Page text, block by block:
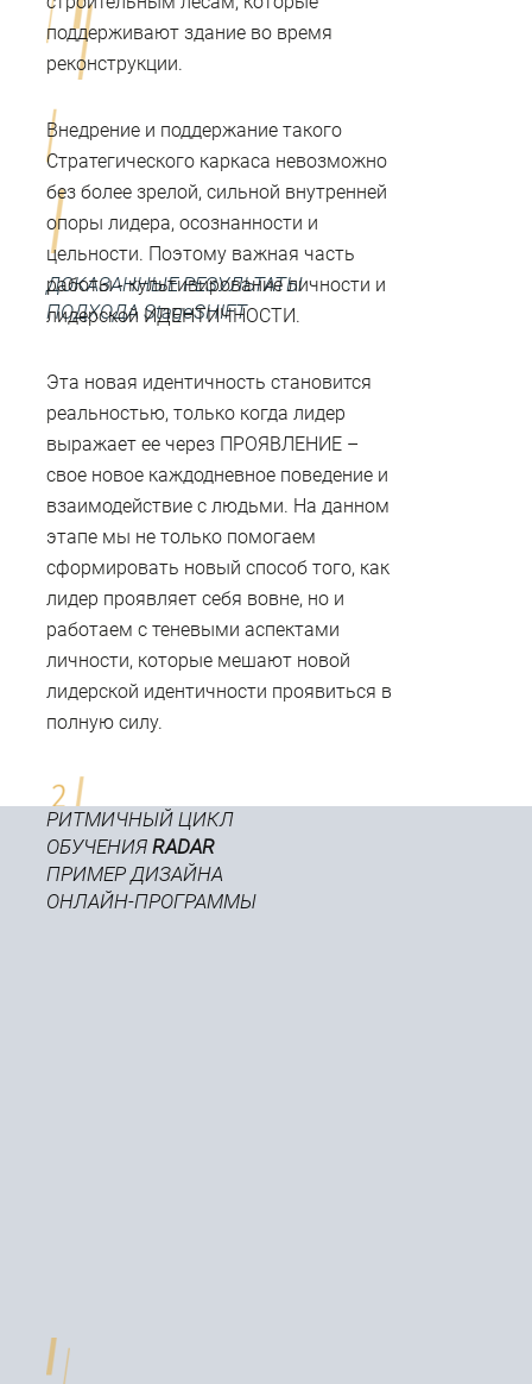
ДОКАЗАННЫЕ РЕЗУЛЬТАТЫ
ПОДХОДА StageSHIFT
поддерживают здание во время
реконструкции.
Внедрение и поддержание такого
Стратегического каркаса невозможно
без более зрелой, сильной внутренней
опоры лидера, осознанности и
цельности. Поэтому важная часть
работы - культивирование личности и
лидерской ИДЕНТИЧНОСТИ.
Эта новая идентичность становится
реальностью, только когда лидер
выражает ее через ПРОЯВЛЕНИЕ –
свое новое каждодневное поведение и
взаимодействие с людьми. На данном
этапе мы не только помогаем
сформировать новый способ того, как
лидер проявляет себя вовне, но и
работаем с теневыми аспектами
личности, которые мешают новой
лидерской идентичности проявиться в
полную силу.
РИТМИЧНЫЙ ЦИКЛ
ОБУЧЕНИЯ RADAR
ПРИМЕР ДИЗАЙНА
ОНЛАЙН-ПРОГРАММЫ